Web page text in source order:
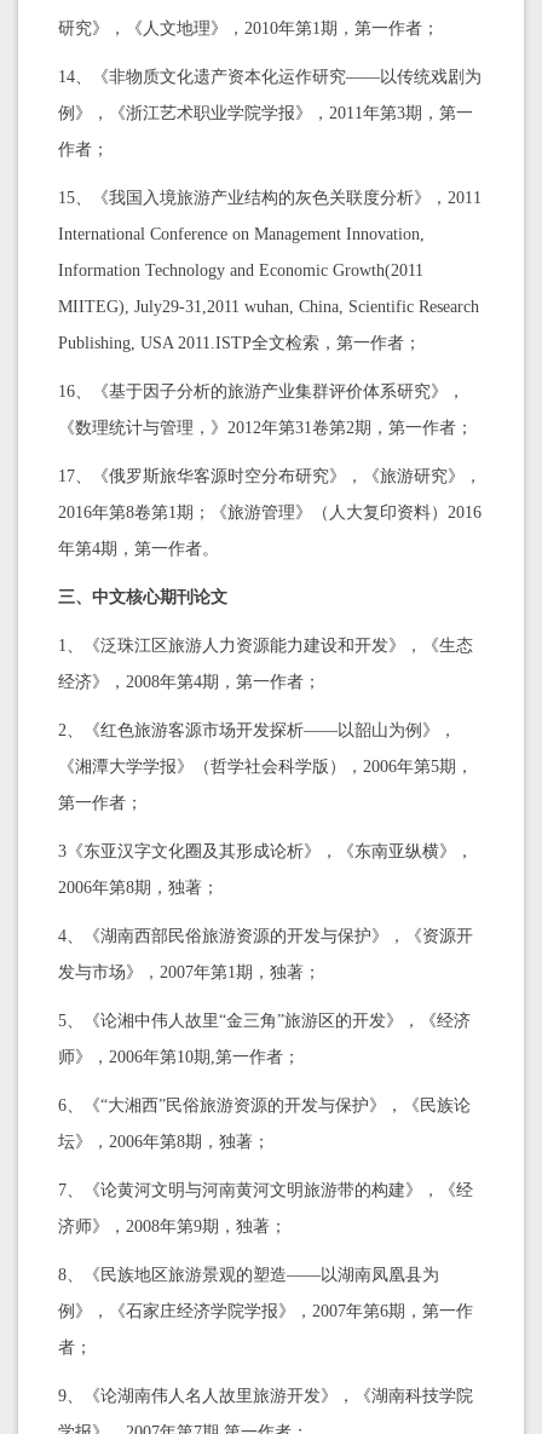
研究》，《人文地理》，2010年第1期，第一作者；
14、《非物质文化遗产资本化运作研究——以传统戏剧为
例》，《浙江艺术职业学院学报》，2011年第3期，第一
作者；
15、《我国入境旅游产业结构的灰色关联度分析》，2011
International Conference on Management Innovation,
Information Technology and Economic Growth(2011
MIITEG), July29-31,2011 wuhan, China, Scientific Research
Publishing, USA 2011.ISTP全文检索，第一作者；
16、《基于因子分析的旅游产业集群评价体系研究》，
《数理统计与管理，》2012年第31卷第2期，第一作者；
17、《俄罗斯旅华客源时空分布研究》，《旅游研究》，
2016年第8卷第1期；《旅游管理》（人大复印资料）2016
年第4期，第一作者。
三、中文核心期刊论文
1、《泛珠江区旅游人力资源能力建设和开发》，《生态
经济》，2008年第4期，第一作者；
2、《红色旅游客源市场开发探析——以韶山为例》，
《湘潭大学学报》（哲学社会科学版），2006年第5期，
第一作者；
3《东亚汉字文化圈及其形成论析》，《东南亚纵横》，
2006年第8期，独著；
4、《湖南西部民俗旅游资源的开发与保护》，《资源开
发与市场》，2007年第1期，独著；
5、《论湘中伟人故里“金三角”旅游区的开发》，《经济
师》，2006年第10期,第一作者；
6、《“大湘西”民俗旅游资源的开发与保护》，《民族论
坛》，2006年第8期，独著；
7、《论黄河文明与河南黄河文明旅游带的构建》，《经
济师》，2008年第9期，独著；
8、《民族地区旅游景观的塑造——以湖南凤凰县为
例》，《石家庄经济学院学报》，2007年第6期，第一作
者；
9、《论湖南伟人名人故里旅游开发》，《湖南科技学院